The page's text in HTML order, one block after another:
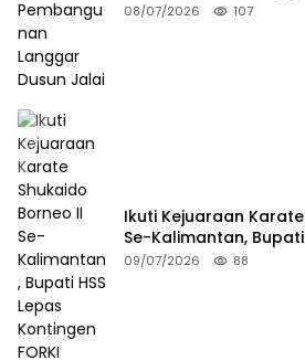
08/07/2026 107
Ikuti Kejuaraan
Se-Kalimantan,
FORKI
09/07/2026 88